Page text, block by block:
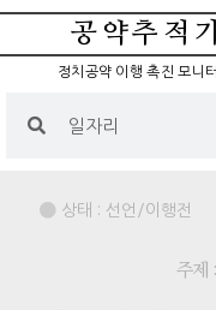
공약추적기
정치공약 이행 촉진 모니
상태 : 선언/이행전
주제